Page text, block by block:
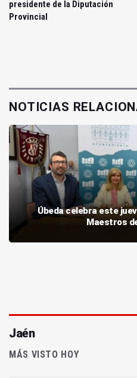
presidente de la Diputación
Provincial
NOTICIAS
Úbeda celebra este
Maestros
Jaén
MÁS VISTO HOY